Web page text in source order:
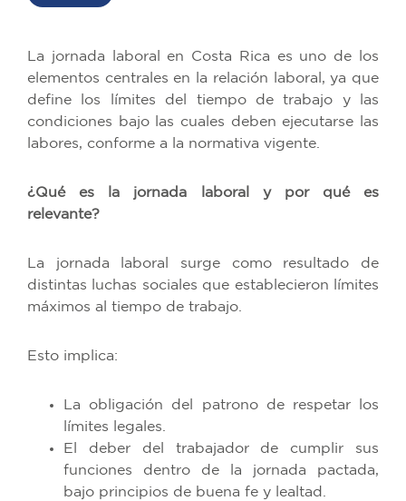
La jornada laboral en Costa Rica es uno de los
elementos centrales en la relación laboral, ya que
define los límites del tiempo de trabajo y las
condiciones bajo las cuales deben ejecutarse las
labores, conforme a la normativa vigente.
¿Qué es la jornada laboral y por qué es
relevante?
La jornada laboral surge como resultado de
distintas luchas sociales que establecieron límites
máximos al tiempo de trabajo.
Esto implica:
La obligación del patrono de respetar los
límites legales.
El deber del trabajador de cumplir sus
funciones dentro de la jornada pactada,
bajo principios de buena fe y lealtad.